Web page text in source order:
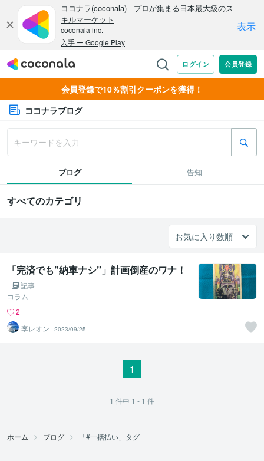
会員登録で10％割引クーポンを獲得！
ココナラブログ
ブログ 告知
すべてのカテゴリ
「完済でも”納車ナシ”」計画倒産のワナ！
記事
コラム
2
李レオン
2023/09/25
1
1 件中 1 - 1 件
ホーム ブログ 「#一括払い」タグ